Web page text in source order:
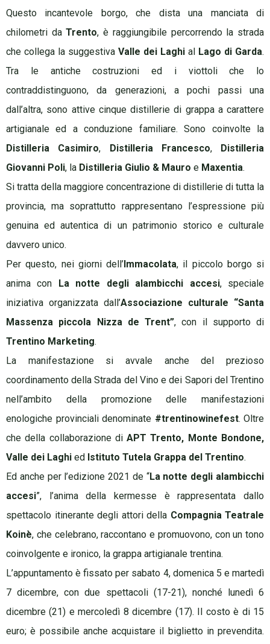
Questo incantevole borgo, che dista una manciata di
chilometri daTrento, è raggiungibile percorrendo la strada
che collega la suggestiva Valle dei Laghi al Lago di Garda.
Tra le antiche costruzioni ed i viottoli che lo
contraddistinguono, da generazioni, a pochi passi una
dall’altra, sono attive cinque distillerie di grappa a carattere
artigianale ed aconduzione familiare. Sono coinvolte la
Distilleria Casimiro, Distilleria Francesco, Distilleria
Giovanni Poli, la Distilleria Giulio & Mauro e Maxentia.
Si tratta della maggiore concentrazione di distillerie di tutta la
provincia, ma soprattutto rappresentano l’espressione più
genuina ed autentica di un patrimonio storico e culturale
davvero unico.
Per questo, nei giorni dell’Immacolata, il piccolo borgo si
anima con La notte degli alambicchi accesi, speciale
iniziativa organizzata dall’Associazione culturale “Santa
Massenza piccola Nizza de Trent”, con il supporto di
Trentino Marketing.
La manifestazione si avvale anche del prezioso
coordinamento della Strada del Vino e dei Sapori del Trentino
nell’ambito della promozione delle manifestazioni
enologiche provinciali denominate #trentinowinefest. Oltre
che della collaborazione diAPT Trento, Monte Bondone,
Valle dei Laghi ed Istituto Tutela Grappa del Trentino.
Ed anche per l’edizione 2021 de “La notte degli alambicchi
accesi”, l’anima della kermesse è rappresentata dallo
spettacolo itinerante degli attori della Compagnia Teatrale
Koinè, che celebrano, raccontano e promuovono, con un tono
coinvolgente e ironico, la grappa artigianale trentina.
L’appuntamento è fissato per sabato 4, domenica 5 e martedì
7 dicembre, con due spettacoli (17-21), nonché lunedì 6
dicembre (21) e mercoledì 8 dicembre (17). Il costo è di 15
euro; è possibile anche acquistare il biglietto in prevendita.